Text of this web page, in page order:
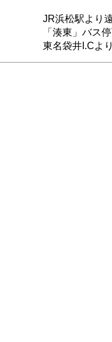
JR浜松駅より
「湊東」バス
東名袋井I.Cよ